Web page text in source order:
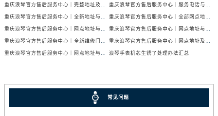
重庆浪琴官方售后服务中心｜完整地址及售后服务热线权威信息公示（2026年7月最新） 重庆浪琴官方售后服务中心｜服务电话与网点地址权威信息公示（2026年7月最新）
重庆浪琴官方售后服务中心｜全新地址与售后热线权威信息公示（2026年7月最新） 重庆浪琴官方售后服务中心｜全部网点地址及电话权威信息公示（2026年7月最新）
重庆浪琴官方售后服务中心｜网点地址与售后热线权威信息公示（2026年6月最新） 重庆浪琴官方售后服务中心｜网点地址与电话权威信息公示（2026年6月最新）
重庆浪琴官方售后服务中心｜全新维修门店地址及电话权威信息公示（2026年6月最新） 重庆浪琴官方售后服务中心｜网点地址及热线权威信息公示（2026年6月最新）
重庆浪琴官方售后服务中心｜网点地址与官方电话权威信息公示（2026年6月最新） 浪琴手表机芯生锈了处理办法汇总
常见问题